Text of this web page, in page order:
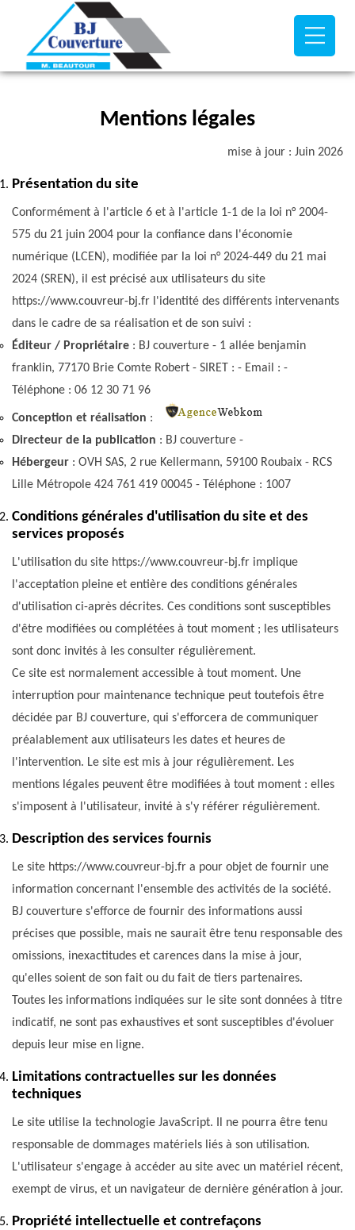
Mentions légales
mise à jour : Juin 2026
Présentation du site
Conformément à l'article 6 et à l'article 1-1 de la loi n° 2004-
575 du 21 juin 2004 pour la confiance dans l'économie
numérique (LCEN), modifiée par la loi n° 2024-449 du 21 mai
2024 (SREN), il est précisé aux utilisateurs du site
https://www.couvreur-bj.fr l'identité des différents intervenants
dans le cadre de sa réalisation et de son suivi :
Éditeur / Propriétaire : BJ couverture - 1 allée benjamin
franklin, 77170 Brie Comte Robert - SIRET : - Email : -
Téléphone : 06 12 30 71 96
Conception et réalisation :
Directeur de la publication : BJ couverture -
Hébergeur : OVH SAS, 2 rue Kellermann, 59100 Roubaix - RCS
Lille Métropole 424 761 419 00045 - Téléphone : 1007
Conditions générales d'utilisation du site et des
services proposés
L'utilisation du site https://www.couvreur-bj.fr implique
l'acceptation pleine et entière des conditions générales
d'utilisation ci-après décrites. Ces conditions sont susceptibles
d'être modifiées ou complétées à tout moment ; les utilisateurs
sont donc invités à les consulter régulièrement.
Ce site est normalement accessible à tout moment. Une
interruption pour maintenance technique peut toutefois être
décidée par BJ couverture, qui s'efforcera de communiquer
préalablement aux utilisateurs les dates et heures de
l'intervention. Le site est mis à jour régulièrement. Les
mentions légales peuvent être modifiées à tout moment : elles
s'imposent à l'utilisateur, invité à s'y référer régulièrement.
Description des services fournis
Le site https://www.couvreur-bj.fr a pour objet de fournir une
information concernant l'ensemble des activités de la société.
BJ couverture s'efforce de fournir des informations aussi
précises que possible, mais ne saurait être tenu responsable des
omissions, inexactitudes et carences dans la mise à jour,
qu'elles soient de son fait ou du fait de tiers partenaires.
Toutes les informations indiquées sur le site sont données à titre
indicatif, ne sont pas exhaustives et sont susceptibles d'évoluer
depuis leur mise en ligne.
Limitations contractuelles sur les données
techniques
Le site utilise la technologie JavaScript. Il ne pourra être tenu
responsable de dommages matériels liés à son utilisation.
L'utilisateur s'engage à accéder au site avec un matériel récent,
exempt de virus, et un navigateur de dernière génération à jour.
Propriété intellectuelle et contrefaçons